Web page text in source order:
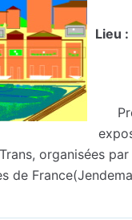
Lieu :
organisées
de